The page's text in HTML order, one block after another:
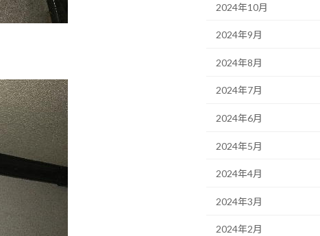
2024年10月
2024年9月
2024年8月
2024年7月
2024年6月
2024年5月
2024年4月
2024年3月
2024年2月